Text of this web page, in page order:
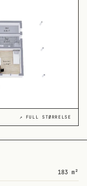
↗ FULL STØRRELSE
183 m²